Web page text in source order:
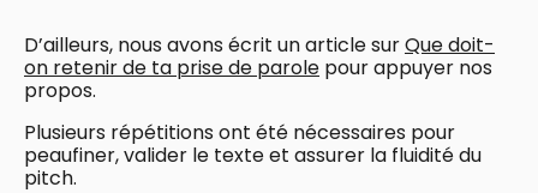
D’ailleurs, nous avons écrit un article surQue doit-
on retenir de ta prise de parole pour appuyer nos
propos.
Plusieurs répétitions ont été nécessaires pour
peaufiner, valider le texte et assurer la fluidité du
pitch.